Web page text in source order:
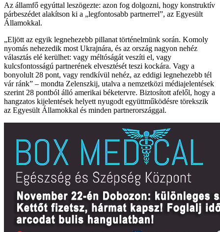
Az államfő egyúttal leszögezte: azon fog dolgozni, hogy konstruktív
párbeszédet alakítson ki a „legfontosabb partnerrel”, az Egyesült
Államokkal.
„Eljött az egyik legnehezebb pillanat történelmünk során. Komoly
nyomás nehezedik most Ukrajnára, és az ország nagyon nehéz
választás elé kerülhet: vagy méltóságát veszíti el, vagy
kulcsfontosságú partnerének elvesztését teszi kockára. Vagy a
bonyolult 28 pont, vagy rendkívül nehéz, az eddigi legnehezebb tél
vár ránk” – mondta Zelenszkij, utalva a nemzetközi médiajelentések
szerint 28 pontból álló amerikai béketervre. Biztosított afelől, hogy a
hangzatos kijelentések helyett nyugodt együttműködésre törekszik
az Egyesült Államokkal és minden partnerországgal.